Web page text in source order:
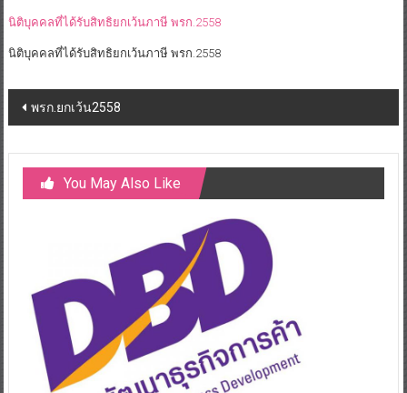
นิติบุคคลที่ได้รับสิทธิยกเว้นภาษี พรก.2558
นิติบุคคลที่ได้รับสิทธิยกเว้นภาษี พรก.2558
Post
navigation
พรก.ยกเว้น2558
You May Also Like